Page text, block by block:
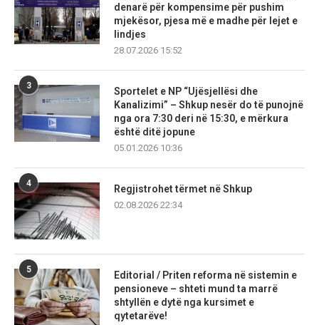
denarë për kompensime për pushim
mjekësor, pjesa më e madhe për lejet e
lindjes
28.07.2026 15:52
3
Sportelet e NP “Ujësjellësi dhe
Kanalizimi” – Shkup nesër do të punojnë
nga ora 7:30 deri në 15:30, e mërkura
është ditë jopune
05.01.2026 10:36
4
Regjistrohet tërmet në Shkup
02.08.2026 22:34
5
Editorial / Priten reforma në sistemin e
pensioneve – shteti mund ta marrë
shtyllën e dytë nga kursimet e
qytetarëve!